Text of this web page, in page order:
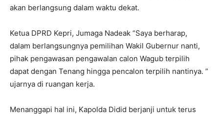
akan berlangsung dalam waktu dekat.
Ketua DPRD Kepri, Jumaga Nadeak “Saya berharap,
dalam berlangsungnya pemilihan Wakil Gubernur nanti,
pihak pengawasan pengawalan calon Wagub terpilih
dapat dengan Tenang hingga pencalon terpilih nantinya. ”
ujarnya di ruangan kerja.
Menanggapi hal ini, Kapolda Didid berjanji untuk terus